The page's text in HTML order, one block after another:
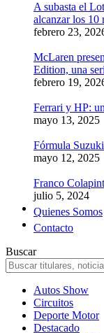
A subasta el
alcanzar los 10
febrero 23,
McLaren
Edition, una
febrero 19,
Ferrari y HP:
mayo 13, 2025
Fórmula
mayo 12, 2025
Franco
julio 5, 2024
Quienes Somos
Contacto
Buscar
Autos Show
Circuitos
Deporte Motor
Destacado